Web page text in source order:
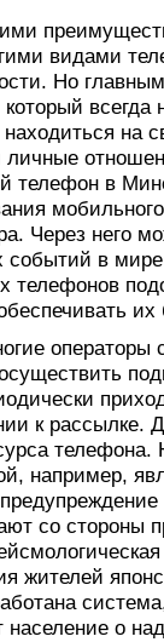
видами
Но
всегда
находиться на
телефон в
Через него
событий в
телефонов
операторы
к рассылке.
например,
со стороны
жителей
население о